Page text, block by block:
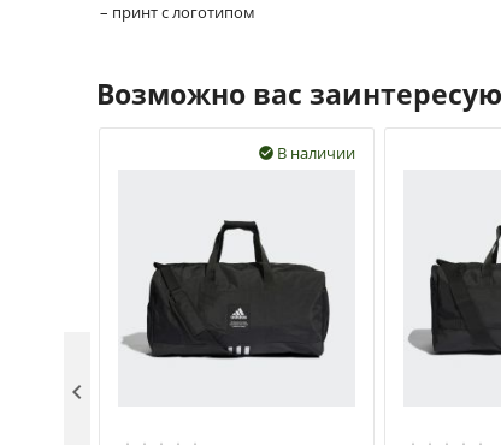
– принт с логотипом
Возможно вас
В наличии

